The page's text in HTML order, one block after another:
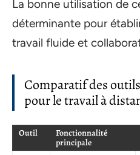
La bonne utilisation de
déterminante pour
travail fluide et
Comparatif des
pour le travail à
Outil
Fonctionnalité
principale